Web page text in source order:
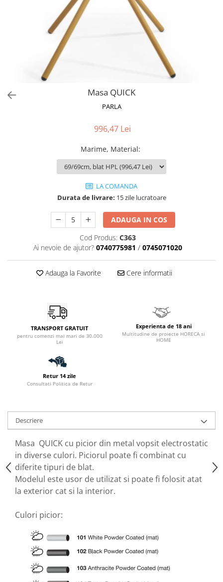
Masa QUICK
PARLA
996,47 Lei
Marime, Material:
LA COMANDA
Durata de livrare: 15 zile lucratoare
ADAUGA IN COS
Cod Produs: C363
Ai nevoie de ajutor? 0740775981 / 0745071020
Adauga la Favorite Cere informatii
TRANSPORT GRATUIT
pentru comenzi mai mari de 30.000
Lei
Experienta de 18 ani
Multitudine de proiecte HORECA si
HOME
Retur 14 zile
Consultati Politica de Retur
Descriere
Masa QUICK cu picior din metal vopsit electrostatic
in diverse culori. Piciorul poate fi combinat cu
diferite tipuri de blat.
Modelul este usor de utilizat si poate fi folosit atat
la exterior cat si la interior.
Culori picior: